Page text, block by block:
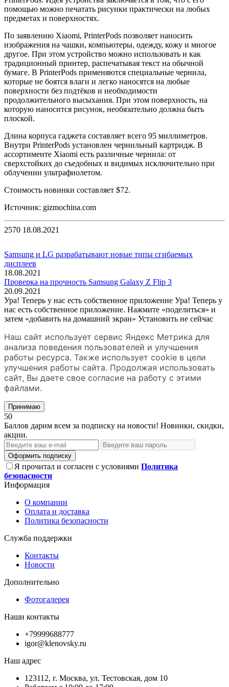
помощью можно печатать рисунки практически на любых
предметах и поверхностях.
По заявлению Xiaomi, PrinterPods позволяет наносить
изображения на чашки, компьютеры, одежду, кожу и многое
другое. При этом устройство можно использовать и как
традиционный принтер, распечатывая текст на обычной
бумаге. В PrinterPods применяются специальные чернила,
которые не боятся влаги и легко наносятся на любые
поверхности без подтёков и необходимости
продолжительного высыхания. При этом поверхность, на
которую наносится рисунок, необязательно должна быть
плоской.
Длина корпуса гаджета составляет всего 95 миллиметров.
Внутри PrinterPods установлен чернильный картридж. В
ассортименте Xiaomi есть различные чернила: от
сверхстойких до съедобных и видимых исключительно при
облучении ультрафиолетом.
Стоимость новинки составляет $72.
Источник: gizmochina.com
2570 18.08.2021
Samsung и LG разрабатывают новые типы сгибаемых
дисплеев
18.08.2021
Проверка на прочность Samsung Galaxy Z Flip 3
20.09.2021
Ура! Теперь у нас есть собственное приложение Ура! Теперь у
нас есть собственное приложение. Нажмите «поделиться» и
затем «добавить на домашний экран» Установить не сейчас
Наш сайт использует сервис Яндекс Метрика для
анализа поведения пользователей и улучшения
работы ресурса. Также использует cookie в цели
улучшения работы сайта. Продолжая использовать
сайт, Вы даете свое согласие на работу с этими
файлами.
Принимаю
50
Баллов дарим всем за подписку на новости! Новинки, скидки,
акции.
Оформить подписку
Я прочитал и согласен с условиями Политика
безопасности
Информация
О компании
Оплата и доставка
Политика безопасности
Служба поддержки
Контакты
Новости
Дополнительно
Фотогалерея
Наши контакты
+79999688777
igor@klenovsky.ru
Наш адрес
123112, г. Москва, ул. Тестовская, дом 10